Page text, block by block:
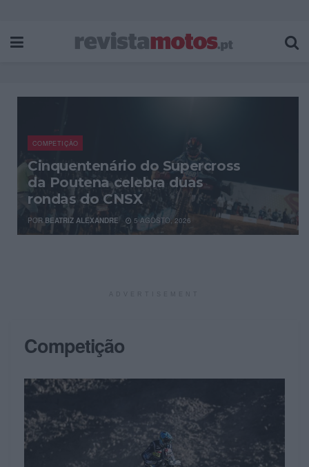
COMPETIÇÃO
Cinquentenário do Supercross
da Poutena celebra duas
rondas do CNSX
POR BEATRIZ ALEXANDRE 5 AGOSTO, 2026
Competição